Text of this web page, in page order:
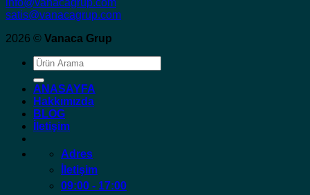
info@vanacagrup.com
satis@vanacagrup.com
2026 © Vanaca Grup
Ara:
ANASAYFA
Hakkımızda
BLOG
İletişim
Adres
İletişim
09:00 - 17:00